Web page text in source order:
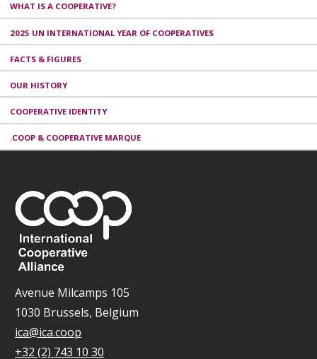
WHAT IS A COOPERATIVE?
2025 UN INTERNATIONAL YEAR OF COOPERATIVES
FACTS & FIGURES
OUR HISTORY
COOPERATIVE IDENTITY
.COOP & COOPERATIVE MARQUE
Avenue Milcamps 105
1030 Brussels, Belgium
ica@ica.coop
+32 (2) 743 10 30